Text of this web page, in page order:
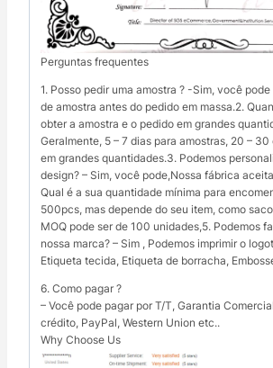
Perguntas frequentes
1. Posso pedir uma amostra ? -Sim, você
de amostra antes do pedido em massa.2.
obter a amostra e o pedido em grandes
Geralmente, 5 – 7 dias para amostras, 20 –
em grandes quantidades.3. Podemos
design? – Sim, você pode,Nossa fábrica
Qual é a sua quantidade mínima para
500pcs, mas depende do seu item, como
MOQ pode ser de 100 unidades,5. Podemos
nossa marca? – Sim , Podemos imprimir o
Etiqueta tecida, Etiqueta de borracha,
6. Como pagar ?
– Você pode pagar por T/T, Garantia
crédito, PayPal, Western Union etc..
Why Choose Us